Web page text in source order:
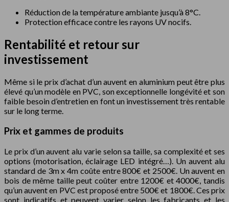
Réduction de la température ambiante jusqu’à 8°C.
Protection efficace contre les rayons UV nocifs.
Rentabilité et retour sur
investissement
Même si le prix d’achat d’un auvent en aluminium peut être plus
élevé qu’un modèle en PVC, son exceptionnelle longévité et son
faible besoin d’entretien en font un investissement très rentable
sur le long terme.
Prix et gammes de produits
Le prix d’un auvent alu varie selon sa taille, sa complexité et ses
options (motorisation, éclairage LED intégré…). Un auvent alu
standard de 3m x 4m coûte entre 800€ et 2500€. Un auvent en
bois de même taille peut coûter entre 1200€ et 4000€, tandis
qu’un auvent en PVC est proposé entre 500€ et 1800€. Ces prix
sont indicatifs et peuvent varier selon les fabricants et les